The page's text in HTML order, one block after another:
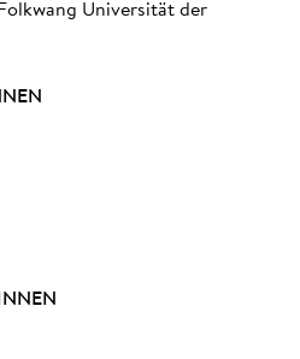
Universität der